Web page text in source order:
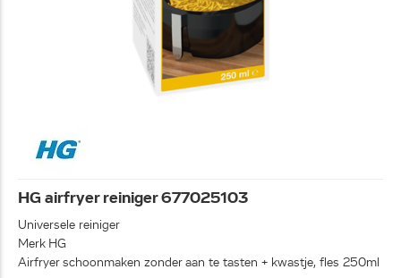
HG airfryer reiniger 677025103
Universele reiniger
Merk HG
Airfryer schoonmaken zonder aan te tasten + kwastje, fles 250ml